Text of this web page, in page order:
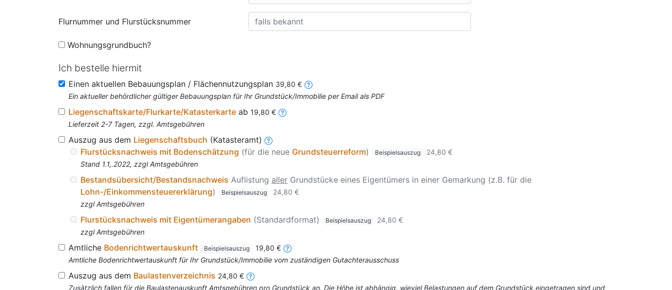
Flurnummer und Flurstücksnummer
Wohnungsgrundbuch?
Ich bestelle hiermit
Einen aktuellen Bebauungsplan / Flächennutzungsplan 39,80 €
Ein aktueller behördlicher gültiger Bebauungsplan für Ihr Grundstück/Immobilie per Email als PDF
Liegenschaftskarte/Flurkarte/Katasterkarte ab 19,80 €
Lieferzeit 2-7 Tagen, zzgl. Amtsgebühren
Auszug aus dem Liegenschaftsbuch (Katasteramt)
Flurstücksnachweis mit Bodenschätzung (für die neue Grundsteuerreform) Beispielsauszug
24,80 €
Stand 1.1,.2022, zzgl Amtsgebühren
Bestandsübersicht/Bestandsnachweis Auflistung aller Grundstücke eines Eigentümers in einer Gemarkung (z.B. für die
Lohn-/Einkommensteuererklärung) Beispielsauszug
24,80 €
zzgl Amtsgebühren
Flurstücksnachweis mit Eigentümerangaben (Standardformat) Beispielsauszug
24,80 €
zzgl Amtsgebühren
Amtliche Bodenrichtwertauskunft Beispielsauszug
19,80 €
Amtliche Bodenrichtwertauskunft für Ihr Grundstück/Immobilie vom zuständigen Gutachterausschuss
Auszug aus dem Baulastenverzeichnis 24,80 €
Zusätzlich fallen für die Baulastenauskunft Amtsgebühren pro Grundstück an. Die Höhe ist abhängig, wieviel Belastungen auf dem Grundstück eingetragen sind und